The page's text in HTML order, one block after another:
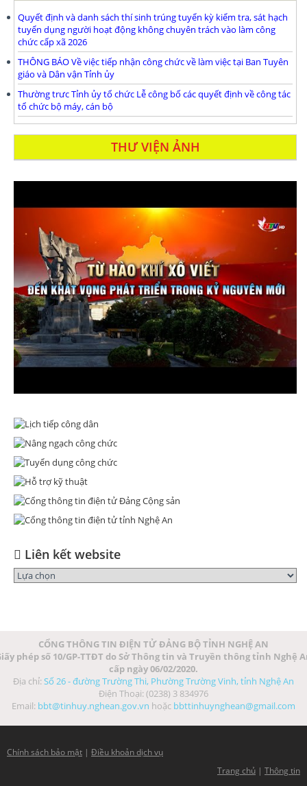
Quyết định và danh sách thí sinh trúng tuyển kỳ kiểm tra, sát hạch
tuyển dụng người hoạt động không chuyên trách vào làm công
chức cấp xã 2026
THÔNG BÁO Về việc tiếp nhận công chức về làm việc tại Ban Tuyên
giáo và Dân vận Tỉnh ủy
Thường trưc Tỉnh ủy tổ chức Lễ công bố các quyết định về công tác
tổ chức bộ máy, cán bộ
THƯ VIỆN ẢNH
Liên kết website
CỔNG THÔNG TIN ĐIỆN TỬ ĐẢNG BỘ TỈNH NGHỆ AN
phép số 10/GP-TTĐT do Sở Thông tin và Truyền thông tỉnh Nghệ
cấp ngày 06/02/2020.
Địa chỉ: Số 26 - đường Trường Thi, Phường Trường Vinh, tỉnh Nghệ An
Điện Thoại: (0238) 3 834976
Email: bbt@tinhuy.nghean.gov.vn hoặc bbttinhuynghean@gmail.com
Chính sách bảo mật | Điều khoản dịch vụ
Trang chủ | Thông tin